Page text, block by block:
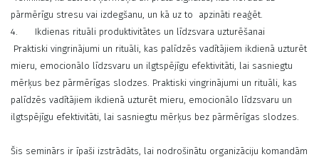
pārmērīgu stresu vai izdegšanu, un kā uz to apzināti reaģēt.
4. Ikdienas rituāli produktivitātes un līdzsvara uzturēšanai
Praktiski vingrinājumi un rituāli, kas palīdzēs vadītājiem ikdienā uzturēt
mieru, emocionālo līdzsvaru un ilgtspējīgu efektivitāti, lai sasniegtu
mērķus bez pārmērīgas slodzes. Praktiski vingrinājumi un rituāli, kas
palīdzēs vadītājiem ikdienā uzturēt mieru, emocionālo līdzsvaru un
ilgtspējīgu efektivitāti, lai sasniegtu mērķus bez pārmērīgas slodzes.
Šis seminārs ir īpaši izstrādāts, lai nodrošinātu organizāciju komandām